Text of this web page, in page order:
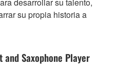
su propia historia a
Saxophone Player